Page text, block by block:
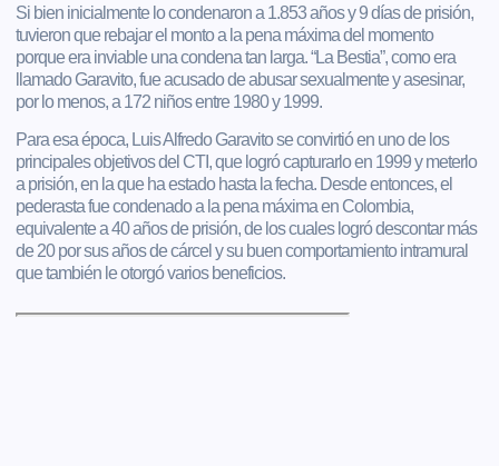
Si bien inicialmente lo condenaron a 1.853 años y 9 días de prisión,
tuvieron que rebajar el monto a la pena máxima del momento
porque era inviable una condena tan larga. “La Bestia”, como era
llamado Garavito, fue acusado de abusar sexualmente y asesinar,
por lo menos, a 172 niños entre 1980 y 1999.
Para esa época, Luis Alfredo Garavito se convirtió en uno de los
principales objetivos del CTI, que logró capturarlo en 1999 y meterlo
a prisión, en la que ha estado hasta la fecha. Desde entonces, el
pederasta fue condenado a la pena máxima en Colombia,
equivalente a 40 años de prisión, de los cuales logró descontar más
de 20 por sus años de cárcel y su buen comportamiento intramural
que también le otorgó varios beneficios.